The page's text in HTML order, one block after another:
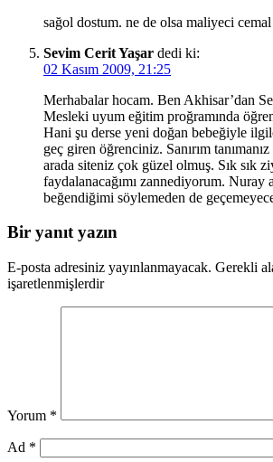
sağol dostum. ne de olsa maliyeci
Sevim Cerit Yaşar dedi ki:
02 Kasım 2009, 21:25
Merhabalar hocam. Ben Akhisar’dan
Mesleki uyum eğitim proğramında
Hani şu derse yeni doğan bebeğiyle
geç giren öğrenciniz. Sanırım
arada siteniz çok güzel olmuş. Sık sık
faydalanacağımı zannediyorum. Nuray
beğendiğimi söylemeden de
Bir yanıt yazın
E-posta adresiniz yayınlanmayacak. Gerekli
işaretlenmişlerdir
Yorum *
Ad *